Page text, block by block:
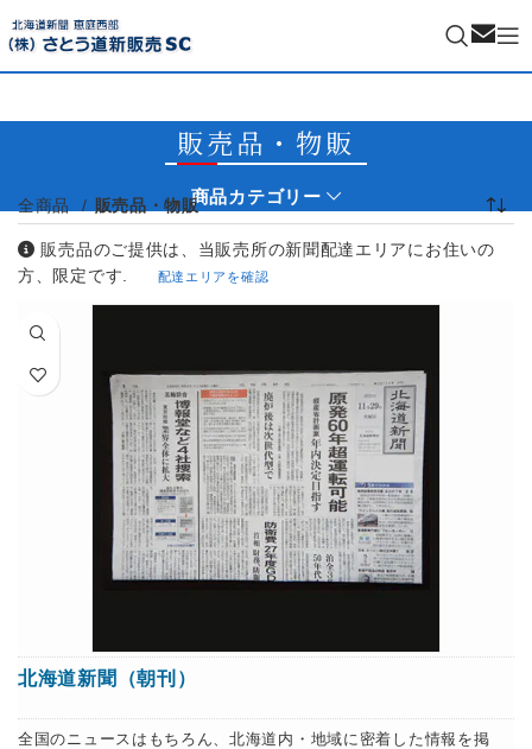
販売品・物販
商品カテゴリー
全商品 販売品・物販
販売品のご提供は、当販売所の新聞配達エリアにお住いの
方、限定です.
配達エリアを確認
北海道新聞（朝刊）
全国のニュースはもちろん、北海道内・地域に密着した情報を掲